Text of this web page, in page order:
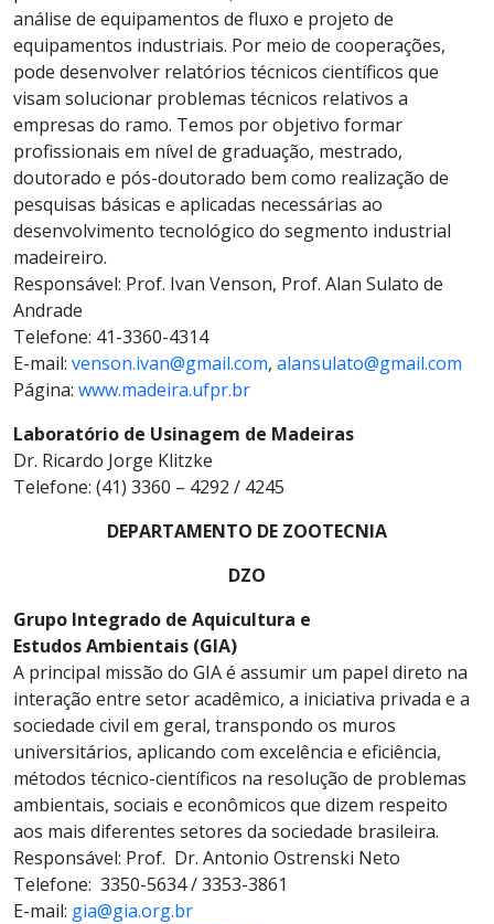
análise de equipamentos de fluxo e projeto de
equipamentos industriais. Por meio de cooperações,
pode desenvolver relatórios técnicos científicos que
visam solucionar problemas técnicos relativos a
empresas do ramo. Temos por objetivo formar
profissionais em nível de graduação, mestrado,
doutorado e pós-doutorado bem como realização de
pesquisas básicas e aplicadas necessárias ao
desenvolvimento tecnológico do segmento industrial
madeireiro.
Responsável: Prof. Ivan Venson, Prof. Alan Sulato de
Andrade
Telefone: 41-3360-4314
E-mail: venson.ivan@gmail.com, alansulato@gmail.com
Página: www.madeira.ufpr.br
Laboratório de Usinagem de Madeiras
Dr. Ricardo Jorge Klitzke
Telefone: (41) 3360 – 4292 / 4245
DEPARTAMENTO DE ZOOTECNIA
DZO
Grupo Integrado de Aquicultura e
Estudos Ambientais (GIA)
A principal missão do GIA é assumir um papel direto na
interação entre setor acadêmico, a iniciativa privada e a
sociedade civil em geral, transpondo os muros
universitários, aplicando com excelência e eficiência,
métodos técnico-científicos na resolução de problemas
ambientais, sociais e econômicos que dizem respeito
aos mais diferentes setores da sociedade brasileira.
Responsável: Prof. Dr. Antonio Ostrenski Neto
Telefone: 3350-5634 / 3353-3861
E-mail: gia@gia.org.br